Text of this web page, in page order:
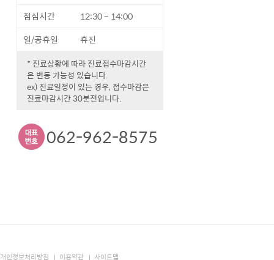
점심시간
12:30 ~ 14:00
일/공휴일
휴진
* 진료상황에 따라 진료접수마감시간
은 변동 가능성 있습니다.
ex) 진료일정이 있는 경우, 접수마감은
진료마감시간 30분전입니다.
062-962-8575
개인정보처리방침 이용약관 사이트맵